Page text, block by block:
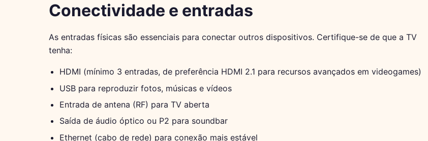
Conectividade e entradas
As entradas físicas são essenciais para conectar outros dispositivos. Certifique-se de que a TV
tenha:
HDMI (mínimo 3 entradas, de preferência HDMI 2.1 para recursos avançados em videogames)
USB para reproduzir fotos, músicas e vídeos
Entrada de antena (RF) para TV aberta
Saída de áudio óptico ou P2 para soundbar
Ethernet (cabo de rede) para conexão mais estável